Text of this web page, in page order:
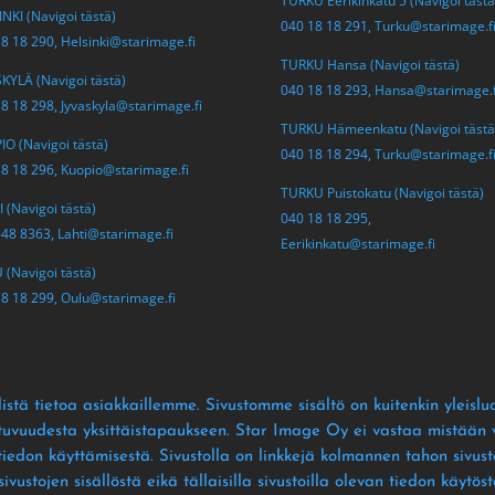
(Navigoi tästä)
18 290, Helsinki@starimage.fi
(Navigoi tästä)
18 298, Jyvaskyla@starimage.fi
(Navigoi tästä)
18 296, Kuopio@starimage.fi
(Navigoi tästä)
8363, Lahti@starimage.fi
(Navigoi tästä)
18 299, Oulu@starimage.fi
040 18 18 291, Turku@starimage.fi
TURKU Hansa (Navigoi tästä)
040 18 18 293,
TURKU Hämeenkatu (Navigoi
040 18 18 294, Turku@starimage.fi
TURKU Puistokatu (Navigoi tästä)
040 18 18 295,
Eerikinkatu@starimage.fi
tietoa asiakkaillemme. Sivustomme sisältö on kuitenkin
yksittäistapaukseen. Star Image Oy ei vastaa
käyttämisestä. Sivustolla on linkkejä kolmannen tahon
sisällöstä eikä tällaisilla sivustoilla olevan tiedon